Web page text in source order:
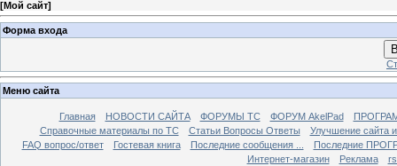
[Мой сайт]
Форма входа
Меню сайта
Главная НОВОСТИ САЙТА ФОРУМЫ TC ФОРУМ AkelPad
Справочные материалы по TС
Статьи Вопросы Ответы
Улучшение сайта
FAQ вопрос/ответ
Гостевая книга Последние сообщения ...
Последние
Интернет-магазин
Реклама